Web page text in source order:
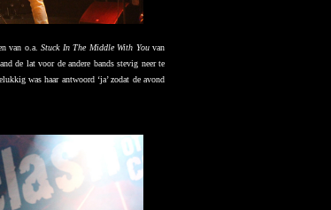
van o.a.Stuck In The Middle With Youvan
de lat voor de andere bands stevig neer te
was haar antwoord ‘ja’ zodat de avond